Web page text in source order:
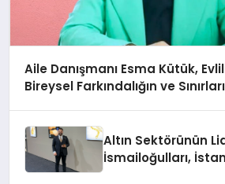
Aile Danışmanı Esma Kütük,
Bireysel Farkındalığın ve
Altın Sektörünün
İsmailoğulları,
Fuarı’nda Parladı ￼